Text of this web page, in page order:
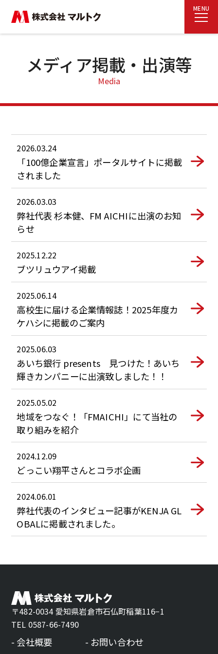
MENU
メディア掲載・出演等
Media
2026.03.24
「100億企業宣言」ポータルサイトに掲載
されました
2026.03.03
弊社代表 杉本健、FM AICHIに出演のお知
らせ
2025.12.22
ブツリュウアイ掲載
2025.06.14
高校生に届ける企業情報誌！2025年度カ
ケハシに掲載のご案内
2025.06.03
あいち銀行 presents 見つけた！あいち
輝きカンパニーに出演致しました！！
2025.05.02
地域をつなぐ！「FMAICHI」にて当社の
取り組みを紹介
2024.12.09
どっこい翔平さんとコラボ企画
2024.06.01
弊社代表のインタビュー記事がKENJA GL
OBALに掲載されました。
〒482-0034 愛知県岩倉市石仏町稲葉116−1
TEL 0587-66-7490
会社概要 お問い合わせ